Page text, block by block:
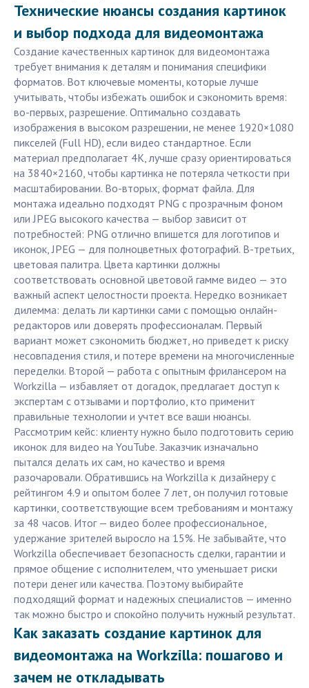
Технические нюансы создания картинок
и выбор подхода для видеомонтажа
Создание качественных картинок для видеомонтажа
требует внимания к деталям и понимания специфики
форматов. Вот ключевые моменты, которые лучше
учитывать, чтобы избежать ошибок и сэкономить время:
во-первых, разрешение. Оптимально создавать
изображения в высоком разрешении, не менее 1920×1080
пикселей (Full HD), если видео стандартное. Если
материал предполагает 4K, лучше сразу ориентироваться
на 3840×2160, чтобы картинка не потеряла четкости при
масштабировании. Во-вторых, формат файла. Для
монтажа идеально подходят PNG с прозрачным фоном
или JPEG высокого качества — выбор зависит от
потребностей: PNG отлично впишется для логотипов и
иконок, JPEG — для полноцветных фотографий. В-третьих,
цветовая палитра. Цвета картинки должны
соответствовать основной цветовой гамме видео — это
важный аспект целостности проекта. Нередко возникает
дилемма: делать ли картинки сами с помощью онлайн-
редакторов или доверять профессионалам. Первый
вариант может сэкономить бюджет, но приведет к риску
несовпадения стиля, и потере времени на многочисленные
переделки. Второй — работа с опытным фрилансером на
Workzilla — избавляет от догадок, предлагает доступ к
экспертам с отзывами и портфолио, кто применит
правильные технологии и учтет все ваши нюансы.
Рассмотрим кейс: клиенту нужно было подготовить серию
иконок для видео на YouTube. Заказчик изначально
пытался делать их сам, но качество и время
разочаровали. Обратившись на Workzilla к дизайнеру с
рейтингом 4.9 и опытом более 7 лет, он получил готовые
картинки, соответствующие всем требованиям и монтажу
за 48 часов. Итог — видео более профессиональное,
удержание зрителей выросло на 15%. Не забывайте, что
Workzilla обеспечивает безопасность сделки, гарантии и
прямое общение с исполнителем, что уменьшает риски
потери денег или качества. Поэтому выбирайте
подходящий формат и надежных специалистов — именно
так можно быстро и спокойно получить нужный результат.
Как заказать создание картинок для
видеомонтажа на Workzilla: пошагово и
зачем не откладывать